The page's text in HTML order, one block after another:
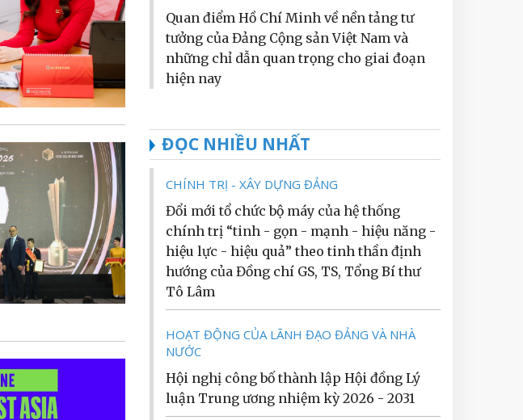
Quan điểm Hồ Chí Minh về nền tảng tư
tưởng của Đảng Cộng sản Việt Nam và
những chỉ dẫn quan trọng cho giai đoạn
hiện nay
ĐỌC NHIỀU NHẤT
CHÍNH TRỊ - XÂY DỰNG ĐẢNG
Đổi mới tổ chức bộ máy của hệ thống
chính trị “tinh - gọn - mạnh - hiệu năng -
hiệu lực - hiệu quả” theo tinh thần định
hướng của Đồng chí GS, TS, Tổng Bí thư
Tô Lâm
HOẠT ĐỘNG CỦA LÃNH ĐẠO ĐẢNG VÀ NHÀ
NƯỚC
Hội nghị công bố thành lập Hội đồng Lý
luận Trung ương nhiệm kỳ 2026 - 2031